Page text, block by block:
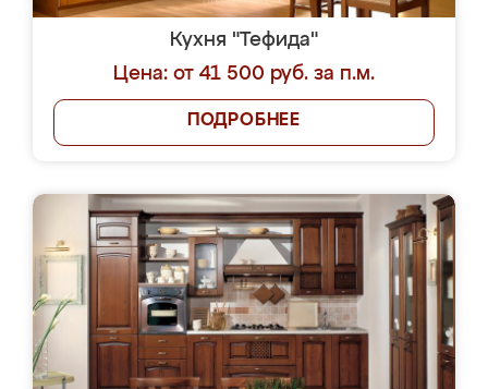
Кухня "Тефида"
Цена: от 41 500 руб. за п.м.
ПОДРОБНЕЕ